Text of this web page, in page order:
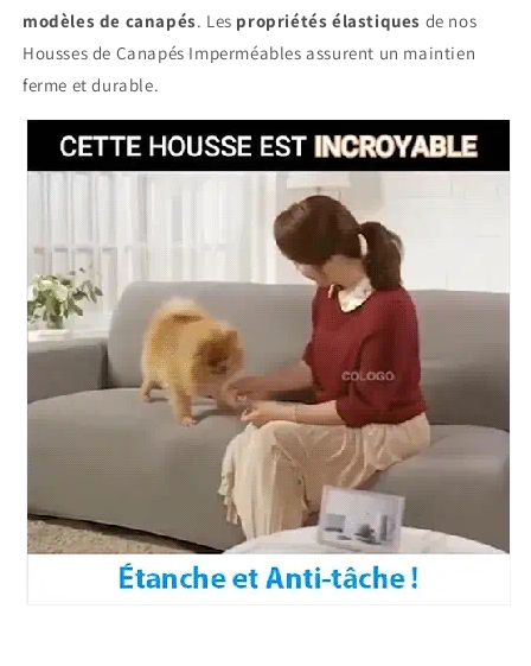
modèles de canapés. Les propriétés élastiques de nos
Housses de Canapés Imperméables assurent un maintien
ferme et durable.